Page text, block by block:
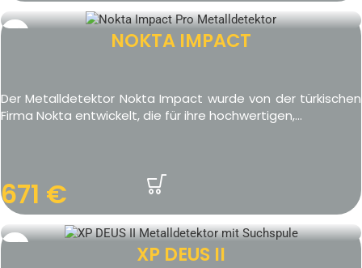
NOKTA IMPACT
Der Metalldetektor Nokta Impact wurde von der türkischen
Firma Nokta entwickelt, die für ihre hochwertigen,...
671 €
XP DEUS II